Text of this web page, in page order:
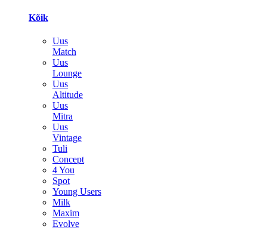
Kõik
Uus
Match
Uus
Lounge
Uus
Altitude
Uus
Mitra
Uus
Vintage
Tuli
Concept
4 You
Spot
Young Users
Milk
Maxim
Evolve